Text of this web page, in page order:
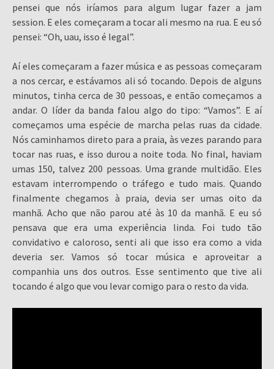
pensei que nós iríamos para algum lugar fazer a jam
session. E eles começaram a tocar ali mesmo na rua. E eu só
pensei: “Oh, uau, isso é legal”.
Aí eles começaram a fazer música e as pessoas começaram
a nos cercar, e estávamos ali só tocando. Depois de alguns
minutos, tinha cerca de 30 pessoas, e então começamos a
andar. O líder da banda falou algo do tipo: “Vamos”. E aí
começamos uma espécie de marcha pelas ruas da cidade.
Nós caminhamos direto para a praia, às vezes parando para
tocar nas ruas, e isso durou a noite toda. No final, haviam
umas 150, talvez 200 pessoas. Uma grande multidão. Eles
estavam interrompendo o tráfego e tudo mais. Quando
finalmente chegamos à praia, devia ser umas oito da
manhã. Acho que não parou até às 10 da manhã. E eu só
pensava que era uma experiência linda. Foi tudo tão
convidativo e caloroso, senti ali que isso era como a vida
deveria ser. Vamos só tocar música e aproveitar a
companhia uns dos outros. Esse sentimento que tive ali
tocando é algo que vou levar comigo para o resto da vida.